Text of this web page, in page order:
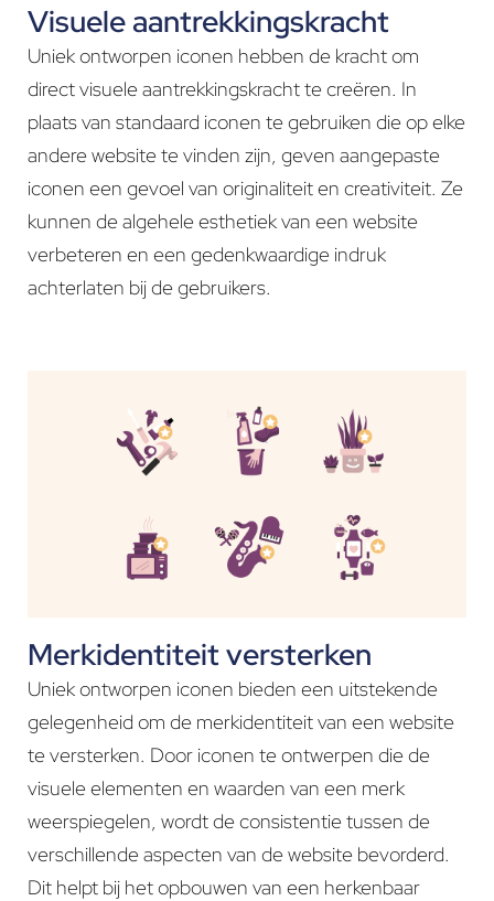
Visuele aantrekkingskracht
Uniek ontworpen iconen hebben de kracht om
direct visuele aantrekkingskracht te creëren. In
plaats van standaard iconen te gebruiken die op elke
andere website te vinden zijn, geven aangepaste
iconen een gevoel van originaliteit en creativiteit. Ze
kunnen de algehele esthetiek van een website
verbeteren en een gedenkwaardige indruk
achterlaten bij de gebruikers.
Merkidentiteit versterken
Uniek ontworpen iconen bieden een uitstekende
gelegenheid om de merkidentiteit van een website
te versterken. Door iconen te ontwerpen die de
visuele elementen en waarden van een merk
weerspiegelen, wordt de consistentie tussen de
verschillende aspecten van de website bevorderd.
Dit helpt bij het opbouwen van een herkenbaar